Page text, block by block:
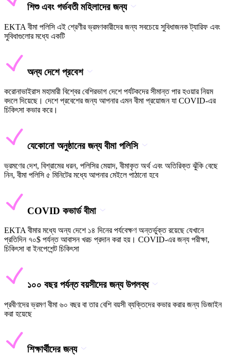
শিশু এবং গর্ভবতী মহিলাদের জন্য
EKTA বীমা পলিসি এই শ্রেণীর ভ্রমণকারীদের জন্য সবচেয়ে সুবিধাজনক ট্যারিফ এবং
সুবিধাগুলোর মধ্যে একটি
অন্য দেশে প্রবেশ
করোনাভাইরাস মহামারী বিশ্বের বেশিরভাগ দেশে পর্যটকদের সীমান্ত পার হওয়ার নিয়ম
বদলে দিয়েছে। দেশে প্রবেশের জন্য আপনার এমন বীমা প্রয়োজন যা COVID-এর
চিকিৎসা কভার করে।
যেকোনো অনুষ্ঠানের জন্য বীমা পলিসি
ভ্রমণের দেশ, বিশ্রামের ধরন, পলিসির মেয়াদ, বীমাকৃত অর্থ এবং অতিরিক্ত ঝুঁকি বেছে
নিন, বীমা পলিসি ৫ মিনিটের মধ্যে আপনার মেইলে পাঠানো হবে
COVID কভার্ড বীমা
EKTA বীমার মধ্যে অন্য দেশে ১৪ দিনের পর্যবেক্ষণ অন্তর্ভুক্ত রয়েছে যেখানে
প্রতিদিন ৭০$ পর্যন্ত আবাসন খরচ প্রদান করা হয়। COVID-এর জন্য পরীক্ষা,
চিকিৎসা বা ইনপেশেন্ট চিকিৎসা
১০০ বছর পর্যন্ত বয়সীদের জন্য উপলব্ধ
প্রবীণদের ভ্রমণ বীমা ৬০ বছর বা তার বেশি বয়সী ব্যক্তিদের কভার করার জন্য ডিজাইন
করা হয়েছে
শিক্ষার্থীদের জন্য